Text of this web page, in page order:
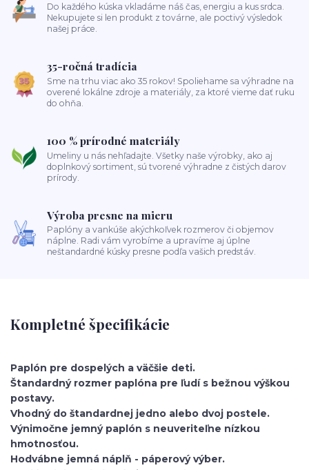
Do každého kúska vkladáme náš čas, energiu a kus srdca.
Nekupujete si len produkt z továrne, ale poctivý výsledok
našej práce.
35-ročná tradícia
Sme na trhu viac ako 35 rokov! Spoliehame sa výhradne na
overené lokálne zdroje a materiály, za ktoré vieme dať ruku
do ohňa.
100 % prírodné materiály
Umeliny u nás nehľadajte. Všetky naše výrobky, ako aj
doplnkový sortiment, sú tvorené výhradne z čistých darov
prírody.
Výroba presne na mieru
Paplóny a vankúše akýchkoľvek rozmerov či objemov
náplne. Radi vám vyrobíme a upravíme aj úplne
neštandardné kúsky presne podľa vašich predstáv.
Kompletné špecifikácie
Paplón pre dospelých a väčšie deti.
Štandardný rozmer paplóna pre ľudí s bežnou výškou
postavy.
Vhodný do štandardnej jedno alebo dvoj postele.
Výnimočne jemný paplón s neuveriteľne nízkou
hmotnosťou.
Hodvábne jemná náplň - páperový výber.